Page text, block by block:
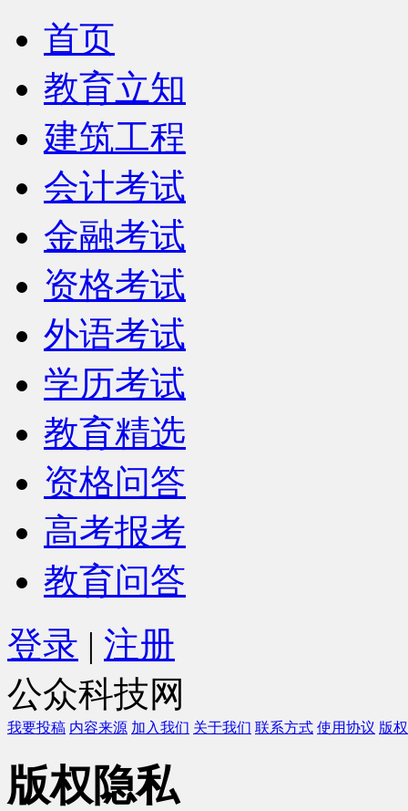
首页
教育立知
建筑工程
会计考试
金融考试
资格考试
外语考试
学历考试
教育精选
资格问答
高考报考
教育问答
登录 | 注册
公众科技网
我要投稿 内容来源 加入我们 关于我们 联系方式 使用协议 版
版权隐私